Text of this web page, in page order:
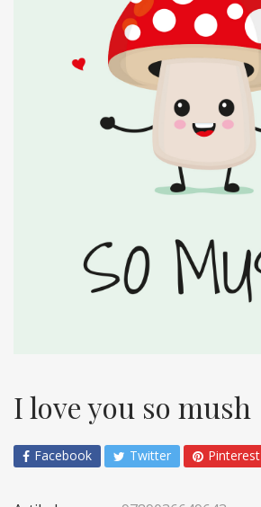
I love you so mush
Facebook Twitter Pinterest